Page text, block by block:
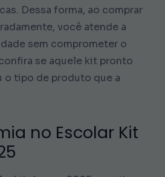
Dessa forma, ao comprar
você atende a
sem comprometer o
se aquele kit pronto
o tipo de produto que a
no Escolar Kit